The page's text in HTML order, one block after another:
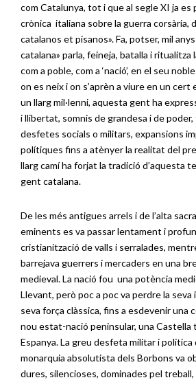
com Catalunya, tot i que al segle XI ja es
crònica italiana sobre la guerra corsària,
catalanos et pisanos». Fa, potser, mil
catalana» parla, feineja, batalla i ritualitza
com a poble, com a ‘nació’, en el seu
on es neix i on s’aprèn a viure en un
un llarg mil·lenni, aquesta gent ha
i llibertat, somnis de grandesa i de
desfetes socials o militars, expansions
polítiques fins a atènyer la realitat del
llarg camí ha forjat la tradició d’aquesta
gent catalana.
De les més antigues arrels i de l’alta
eminents es va passar lentament i
cristianització de valls i serralades,
barrejava guerrers i mercaders en una
medieval. La nació fou una potència
Llevant, però poc a poc va perdre la seva
seva força clàssica, fins a esdevenir una
nou estat-nació peninsular, una Castella
Espanya. La greu desfeta militar i política
monarquia absolutista dels Borbons va
dures, silencioses, dominades pel treball,